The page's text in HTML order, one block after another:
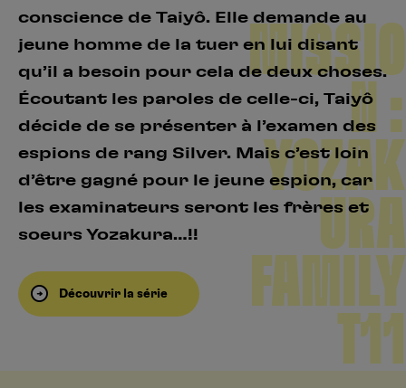
conscience de Taiyô. Elle demande au
jeune homme de la tuer en lui disant
qu’il a besoin pour cela de deux choses.
Écoutant les paroles de celle-ci, Taiyô
décide de se présenter à l’examen des
espions de rang Silver. Mais c’est loin
d’être gagné pour le jeune espion, car
les examinateurs seront les frères et
soeurs Yozakura…!!
Découvrir la série
MISSIO
N :
YOZAK
URA
FAMILY
T11